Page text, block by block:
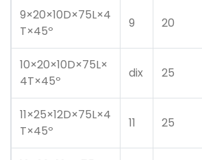
9×20×10D×75L×4
T×45º
9 20
10×20×10D×75L×
4T×45º
dix 25
11×25×12D×75L×4
T×45º
11 25